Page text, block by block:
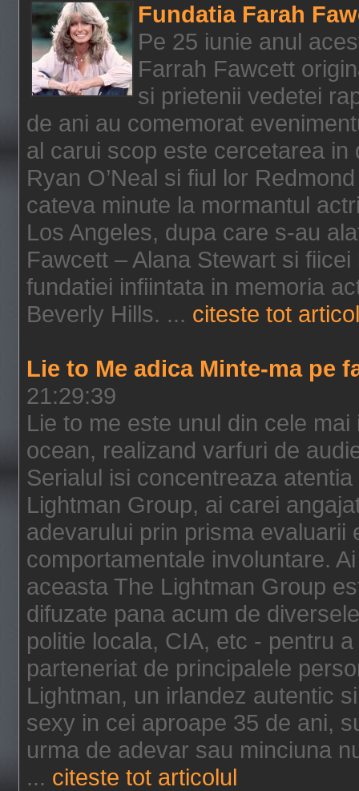
Fundatia Farah
Pe 25 iunie anul
Farrah Fawcett
si prietenii vedetei
de ani au comemorat
al carui scop este cercetarea
Ryan O’Neal si fiul lor
cateva minute la mormantul
Los Angeles, dupa care s-au
Fawcett – Alana Stewart si fiicei
fundatiei infiintata in memoria
Beverly Hills. ... citeste tot
Lie to Me adica Minte-ma pe
21:29:39
Lie to me este unul din cele
ocean, realizand varfuri de
Serialul isi concentreaza
Lightman Group, ai carei
adevarului prin prisma evaluarii
comportamentale involuntare.
aceasta The Lightman Group
difuzate pana acum de
politie locala, CIA, etc - pentru
parteneriat de principalele
Lightman, un irlandez autentic
sexy in cei aproape 35 de ani,
urma de adevar sau minciuna
... citeste tot articolul